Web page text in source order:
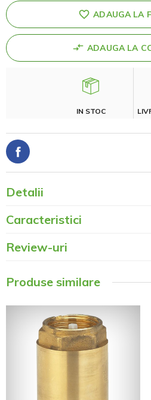
ADAUGA LA
ADAUGA LA
IN STOC
Detalii
Caracteristici
Review-uri
Produse similare